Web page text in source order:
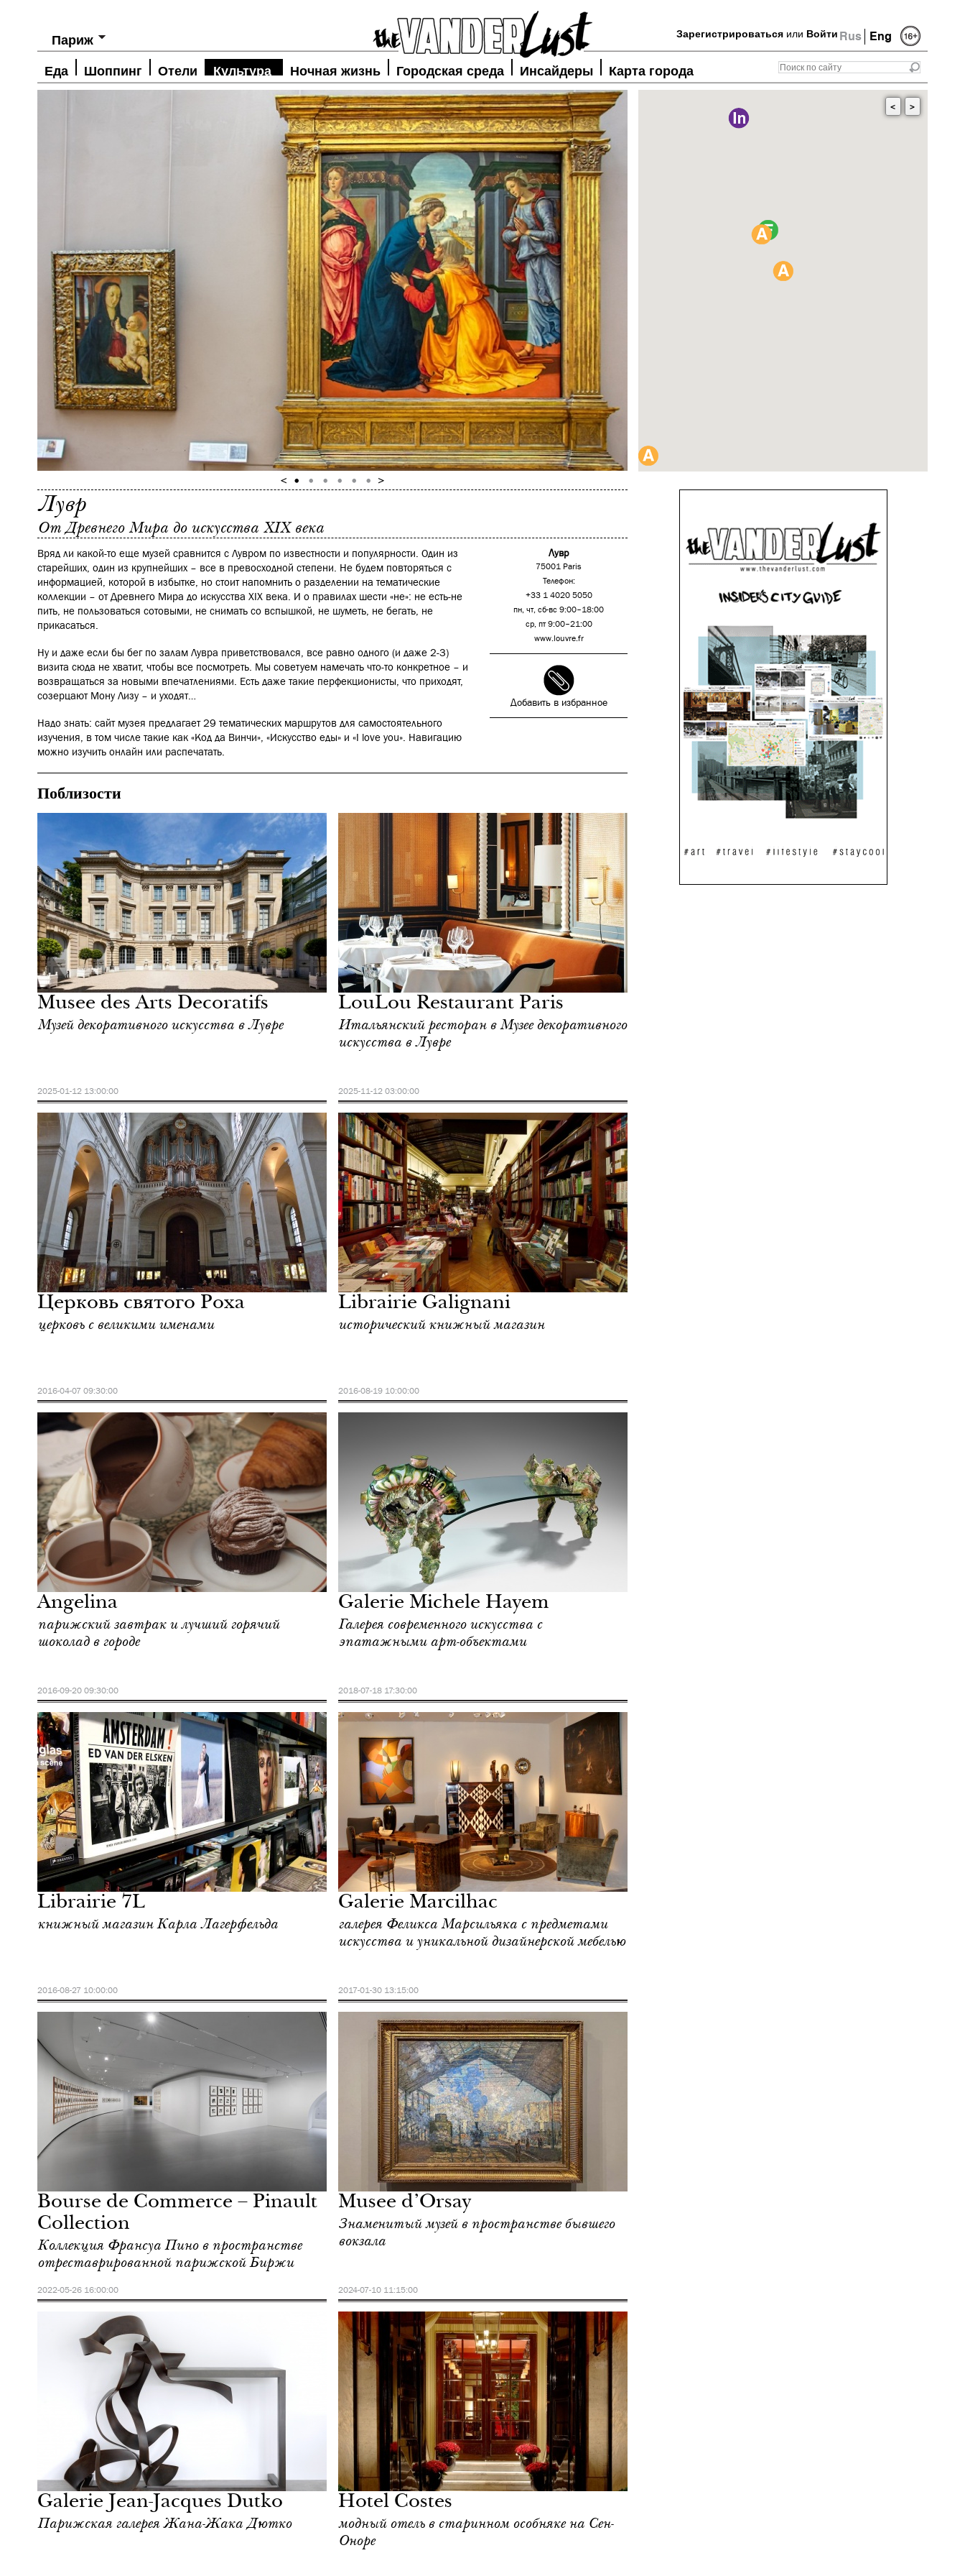
Rus Eng
Зарегистрироваться или Войти
Париж
Еда Шоппинг Отели Культура Ночная жизнь Городская среда Инсайдеры Карта города
< >
Лувр
От Древнего Мира до искусства XIX века
Лувр
75001 Paris
Телефон:
+33 1 4020 5050
пн, чт, сб-вс 9:00–18:00
ср, пт 9:00–21:00
www.louvre.fr
Добавить в избранное
Вряд ли какой-то еще музей сравнится с Лувром по известности и популярности. Один из
старейших, один из крупнейших – все в превосходной степени. Не будем повторяться с
информацией, которой в избытке, но стоит напомнить о разделении на тематические
коллекции – от Древнего Мира до искусства XIX века. И о правилах шести «не»: не есть-не
пить, не пользоваться сотовыми, не снимать со вспышкой, не шуметь, не бегать, не
прикасаться.
Ну и даже если бы бег по залам Лувра приветствовался, все равно одного (и даже 2-3)
визита сюда не хватит, чтобы все посмотреть. Мы советуем намечать что-то конкретное – и
возвращаться за новыми впечатлениями. Есть даже такие перфекционисты, что приходят,
созерцают Мону Лизу – и уходят…
Надо знать: сайт музея предлагает 29 тематических маршрутов для самостоятельного
изучения, в том числе такие как «Код да Винчи», «Искусство еды» и «I love you». Навигацию
можно изучить онлайн или распечатать.
Поблизости
Musee des Arts Decoratifs
Музей декоративного искусства в Лувре
2025-01-12 13:00:00
Еда
Париж
LouLou Restaurant Paris
Итальянский ресторан в Музее декоративного
искусства в Лувре
2025-11-12 03:00:00
Церковь святого Роха
церковь с великими именами
2016-04-07 09:30:00
Городская среда
Париж
Librairie Galignani
исторический книжный магазин
2016-08-19 10:00:00
Angelina
парижский завтрак и лучший горячий
шоколад в городе
2016-09-20 09:30:00
Культура
Париж
Galerie Michele Hayem
Галерея современного искусства с
эпатажными арт-объектами
2018-07-18 17:30:00
Librairie 7L
книжный магазин Карла Лагерфельда
2016-08-27 10:00:00
Культура
Париж
Galerie Marcilhac
галерея Феликса Марсильяка с предметами
искусства и уникальной дизайнерской мебелью
2017-01-30 13:15:00
Bourse de Commerce – Pinault
Collection
Коллекция Франсуа Пино в пространстве
отреставрированной парижской Биржи
2022-05-26 16:00:00
Культура
Musee d’Orsay
Знаменитый музей в пространстве бывшего
вокзала
2024-07-10 11:15:00
Galerie Jean-Jacques Dutko
Парижская галерея Жана-Жака Дютко
Отели
Париж
Hotel Costes
модный отель в старинном особняке на Сен-
Оноре